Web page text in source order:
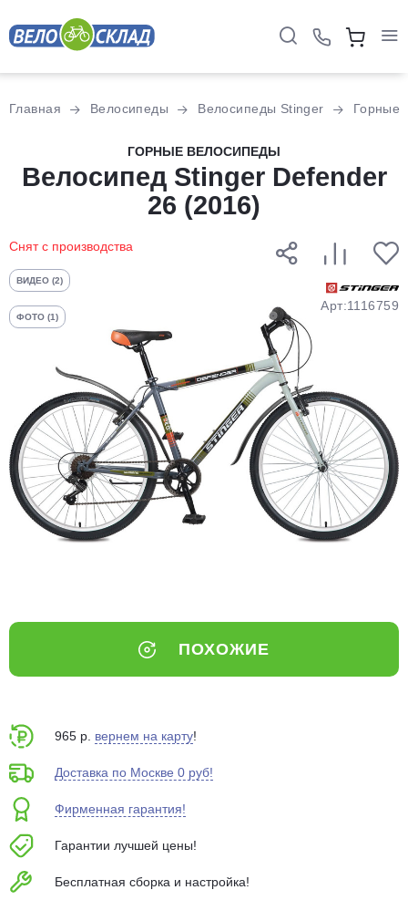
Главная Велосипеды Велосипеды Stinger Горные
ГОРНЫЕ ВЕЛОСИПЕДЫ
Велосипед Stinger Defender
26 (2016)
Снят с производства
ВИДЕО (2)
ФОТО (1)
Арт:1116759
ПОХОЖИЕ
965 р. вернем на карту!
Доставка по Москве 0 руб!
Фирменная гарантия!
Гарантии лучшей цены!
Бесплатная сборка и настройка!
Разбейте
оплатуна части
без переплат
График платежей
Добавляйте товары
в корзину
Оплачивайте сегодня только
25% картой любого банка
выбранный способом
Оставшиеся75% будут
Подробнее